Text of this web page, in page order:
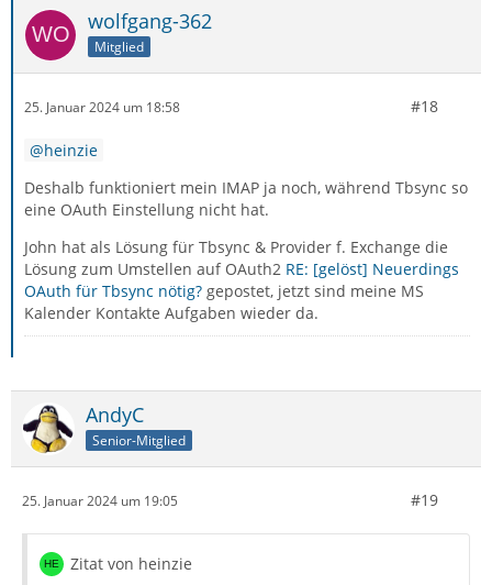
wolfgang-362
Mitglied
25. Januar 2024 um 18:58 #18
heinzie
Deshalb funktioniert mein IMAP ja noch, während Tbsync so
eine OAuth Einstellung nicht hat.
John hat als Lösung für Tbsync & Provider f. Exchange die
Lösung zum Umstellen auf OAuth2 RE: [gelöst] Neuerdings
OAuth für Tbsync nötig? gepostet, jetzt sind meine MS
Kalender Kontakte Aufgaben wieder da.
AndyC
Senior-Mitglied
25. Januar 2024 um 19:05 #19
Zitat von heinzie